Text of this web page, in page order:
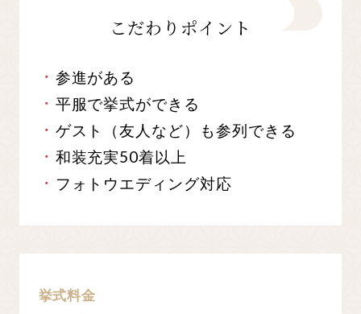
こだわりポイント
参進がある
平服で挙式ができる
ゲスト（友人など）も参列できる
和装充実50着以上
フォトウエディング対応
挙式料金